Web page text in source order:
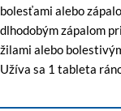
bolesťami alebo
dlhodobým zápalom
žilami alebo
Užíva sa 1 tableta